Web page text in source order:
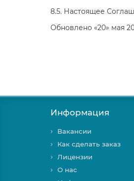
8.5. Настоящее
Обновлено «20» мая
Информация
Вакансии
Как сделать заказ
Лицензии
О нас